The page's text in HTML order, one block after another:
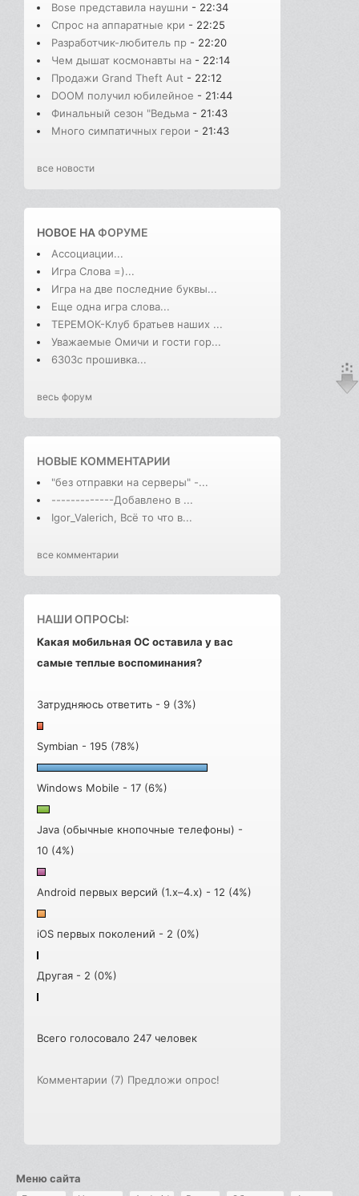
Bose представила наушни - 22:34
Спрос на аппаратные кри - 22:25
Разработчик-любитель пр - 22:20
Чем дышат космонавты на - 22:14
Продажи Grand Theft Aut - 22:12
DOOM получил юбилейное - 21:44
Финальный сезон "Ведьма - 21:43
Много симпатичных герои - 21:43
все новости
НОВОЕ НАФОРУМЕ
Ассоциации...
Игра Слова =)...
Игра на две последние буквы...
Еще одна игра слова...
ТЕРЕМОК-Клуб братьев наших ...
Уважаемые Омичи и гости гор...
6303с прошивка...
весь форум
НОВЫЕ КОММЕНТАРИИ
"без отправки на серверы" -...
-------------Добавлено в ...
Igor_Valerich, Всё то что в...
все комментарии
НАШИ ОПРОСЫ:
Какая мобильная ОС оставила у вас
самые теплые воспоминания?
Затрудняюсь ответить - 9 (3%)
Symbian - 195 (78%)
Windows Mobile - 17 (6%)
Java (обычные кнопочные телефоны) -
10 (4%)
Android первых версий (1.x–4.x) - 12 (4%)
iOS первых поколений - 2 (0%)
Другая - 2 (0%)
Всего голосовало 247 человек
Комментарии (7) Предложи опрос!
Меню сайта